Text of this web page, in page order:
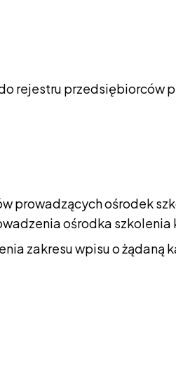
rejestru przedsiębiorców
prowadzących ośrodek
ośrodka
zakresu wpisu o żądaną